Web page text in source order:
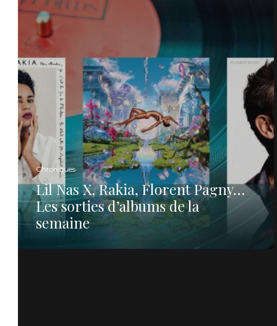
Chroniques
Lil Nas X, Rakia, Florent Pagny…
Les sorties d’albums de la
semaine